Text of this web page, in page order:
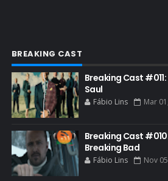
FELIZ NATAL
FILME
GIANCARLO ESPOSITO
GOLDEN GLOBE
GRACEPOINT
BREAKING CAST
Breaking Cast
Saul
Fábio Lins Mar
Breaking Cast
Breaking Bad
Fábio Lins Nov